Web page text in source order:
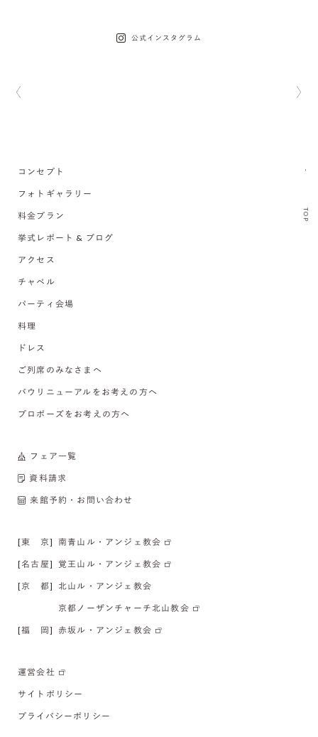
公式インスタグラム
TOP
コンセプト
フォトギャラリー
料金プラン
挙式レポート & ブログ
アクセス
チャペル
パーティ会場
料理
ドレス
ご列席のみなさまへ
バウリニューアルをお考えの方へ
プロポーズをお考えの方へ
フェア一覧
資料請求
来館予約・お問い合わせ
[東 京] 南青山ル・アンジェ教会
[名古屋] 覚王山ル・アンジェ教会
[京 都] 北山ル・アンジェ教会
京都ノーザンチャーチ北山教会
[福 岡] 赤坂ル・アンジェ教会
運営会社
サイトポリシー
プライバシーポリシー